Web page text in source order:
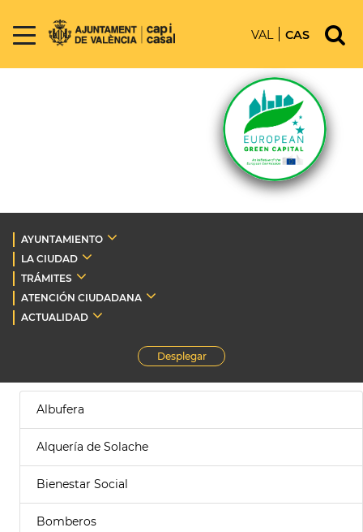
VAL CAS
AYUNTAMIENTO
LA CIUDAD
TRÁMITES
ATENCIÓN CIUDADANA
ACTUALIDAD
Desplegar
Albufera
Alquería de Solache
Bienestar Social
Bomberos